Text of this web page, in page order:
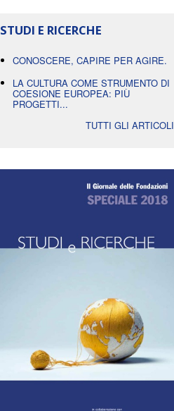
STUDI E RICERCHE
CONOSCERE, CAPIRE PER AGIRE.
LA CULTURA COME STRUMENTO DI
COESIONE EUROPEA: PIÙ
PROGETTI...
TUTTI GLI ARTICOLI